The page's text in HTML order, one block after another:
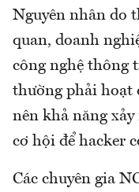
Nguyên nhân do
quan, doanh
công nghệ thông
thường phải hoạt
nên khả năng xảy
cơ hội để hacker
Các chuyên gia